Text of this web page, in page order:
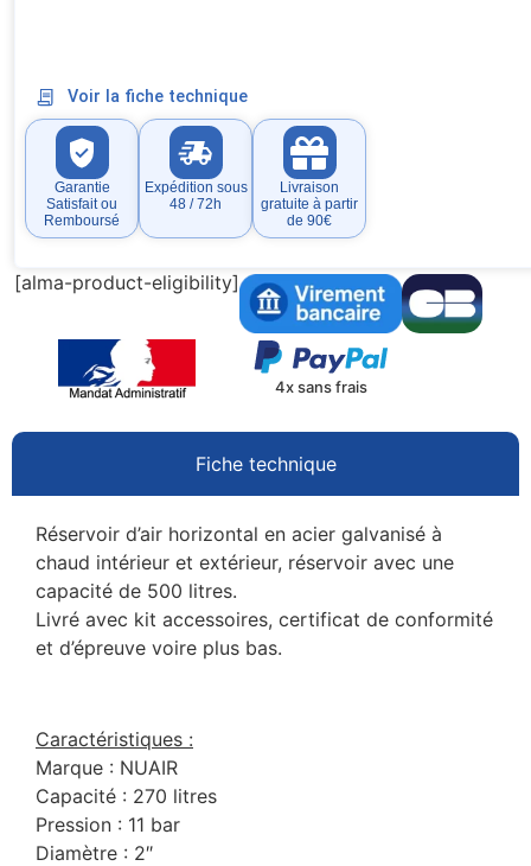
Voir la fiche technique
Garantie
Satisfait ou
Remboursé
Expédition sous
48 / 72h
Livraison
gratuite à partir
de 90€
[alma-product-eligibility]
4x sans frais
Fiche technique
Réservoir d’air horizontal en acier galvanisé à
chaud intérieur et extérieur, réservoir avec une
capacité de 500 litres.
Livré avec kit accessoires, certificat de conformité
et d’épreuve voire plus bas.
Caractéristiques :
Marque : NUAIR
Capacité : 270 litres
Pression : 11 bar
Diamètre : 2″